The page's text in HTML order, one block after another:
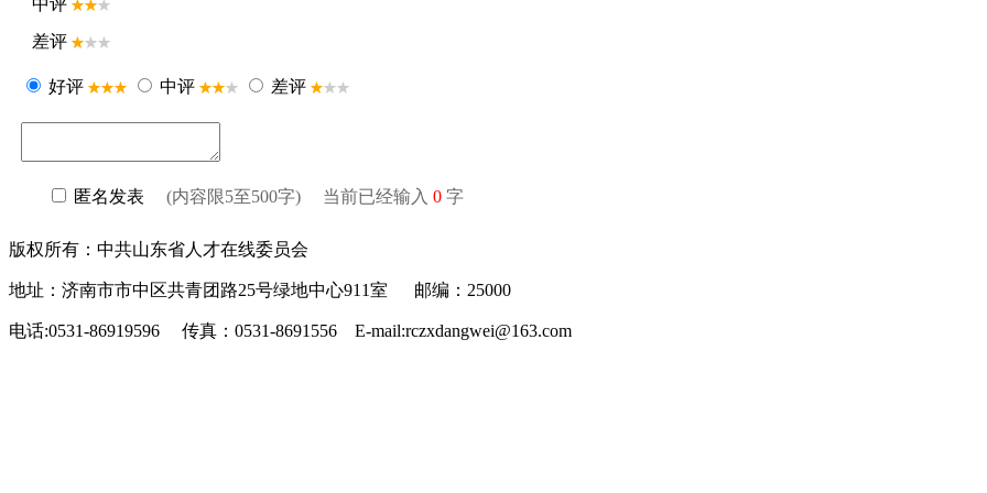
差评
好评 中评 差评
匿名发表 (内容限5至500字) 当前已经输入 0 字
版权所有：中共山东省人才在线委员会
地址：济南市市中区共青团路25号绿地中心911室 邮编：25000
电话:0531-86919596 传真：0531-8691556 E-mail:rczxdangwei@163.com